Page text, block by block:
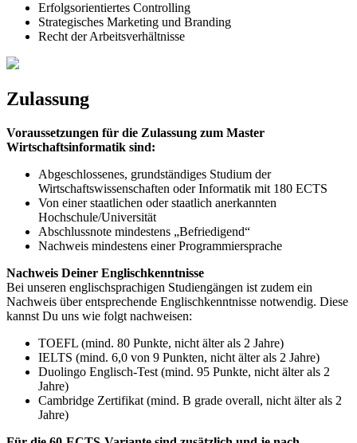
Erfolgsorientiertes Controlling
Strategisches Marketing und Branding
Recht der Arbeitsverhältnisse
Zulassung
Voraussetzungen für die Zulassung zum Master
Wirtschaftsinformatik sind:
Abgeschlossenes, grundständiges Studium der
Wirtschaftswissenschaften oder Informatik mit 180 ECTS
Von einer staatlichen oder staatlich anerkannten
Hochschule/Universität
Abschlussnote mindestens „Befriedigend“
Nachweis mindestens einer Programmiersprache
Nachweis Deiner Englischkenntnisse
Bei unseren englischsprachigen Studiengängen ist zudem ein
Nachweis über entsprechende Englischkenntnisse notwendig. Diese
kannst Du uns wie folgt nachweisen:
TOEFL (mind. 80 Punkte, nicht älter als 2 Jahre)
IELTS (mind. 6,0 von 9 Punkten, nicht älter als 2 Jahre)
Duolingo Englisch-Test (mind. 95 Punkte, nicht älter als 2
Jahre)
Cambridge Zertifikat (mind. B grade overall, nicht älter als 2
Jahre)